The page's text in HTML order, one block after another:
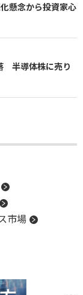
懸念から投資家心
半導体株に売り
市場